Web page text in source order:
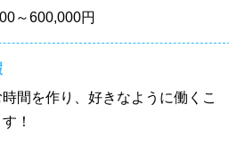
～600,000円
間を作り、好きなように働くこ
！